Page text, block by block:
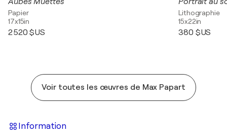
Papier
17x15in
2 520 $US
Lithographie
15x22in
380 $US
Voir toutes les œuvres de Max Papart
Information